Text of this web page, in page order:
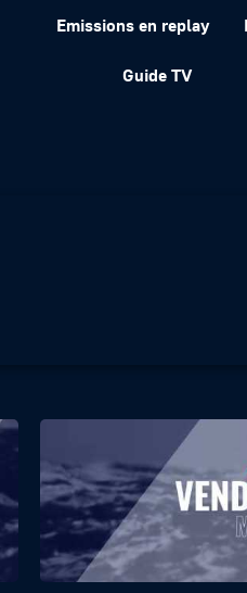
Emissions en replay
Guide TV
de